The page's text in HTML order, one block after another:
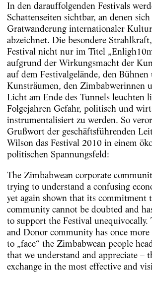
In den darauffolgenden Festivals
Schattenseiten sichtbar, an denen
Gratwanderung internationaler
abzeichnet. Die besondere
Festival nicht nur im Titel
aufgrund der Wirkungsmacht der
auf dem Festivalgelände, den
Kunsträumen, den Zimbabwerinnen
Licht am Ende des Tunnels leuchten
Folgejahren Gefahr, politisch und
instrumentalisiert zu werden. So
Grußwort der geschäftsführenden
Wilson das Festival 2010 in einem
politischen Spannungsfeld:
The Zimbabwean corporate
trying to understand a confusing
yet again shown that its commitment
community cannot be doubted and
to support the Festival
and Donor community has once more
to „face“ the Zimbabwean people
that we understand and appreciate –
exchange in the most effective and